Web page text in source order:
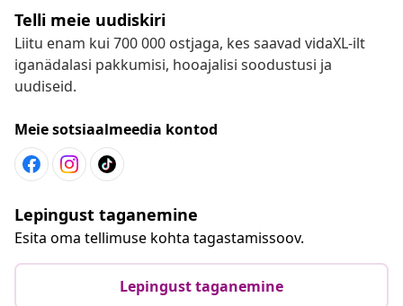
Telli meie uudiskiri
Liitu enam kui 700 000 ostjaga, kes saavad vidaXL-ilt
iganädalasi pakkumisi, hooajalisi soodustusi ja
uudiseid.
Meie sotsiaalmeedia kontod
Lepingust taganemine
Esita oma tellimuse kohta tagastamissoov.
Lepingust taganemine